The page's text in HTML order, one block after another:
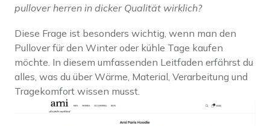
pullover herren in dicker Qualität wirklich?
Diese Frage ist besonders wichtig, wenn man den
Pullover für den Winter oder kühle Tage kaufen
möchte. In diesem umfassenden Leitfaden erfährst du
alles, was du über Wärme, Material, Verarbeitung und
Tragekomfort wissen musst.